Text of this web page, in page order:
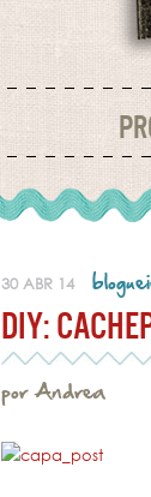
30 ABR 14
DIY:
por Andrea